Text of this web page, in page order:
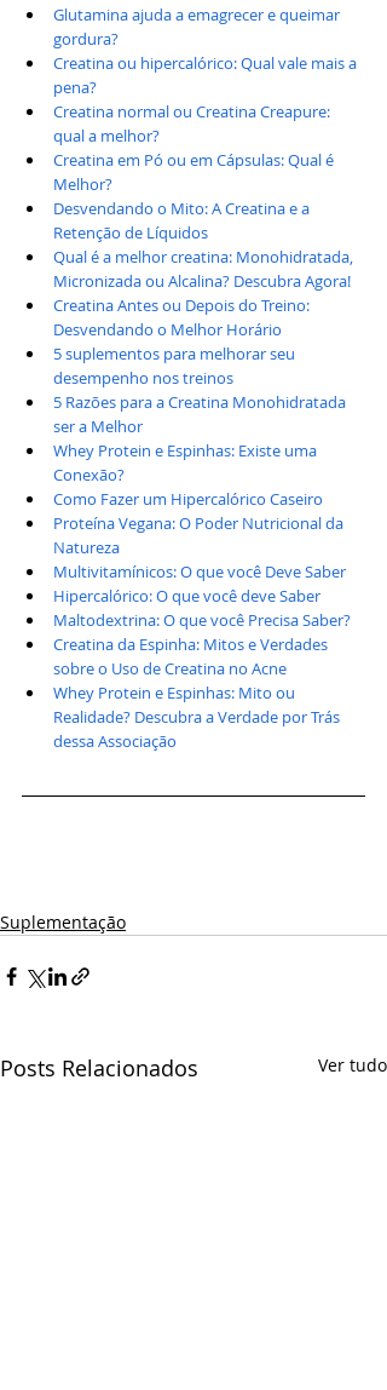
Glutamina ajuda a emagrecer e queimar
gordura?
Creatina ou hipercalórico: Qual vale mais a
pena?
Creatina normal ou Creatina Creapure:
qual a melhor?
Creatina em Pó ou em Cápsulas: Qual é
Melhor?
Desvendando o Mito: A Creatina e a
Retenção de Líquidos
Qual é a melhor creatina: Monohidratada,
Micronizada ou Alcalina? Descubra Agora!
Creatina Antes ou Depois do Treino:
Desvendando o Melhor Horário
5 suplementos para melhorar seu
desempenho nos treinos
5 Razões para a Creatina Monohidratada
ser a Melhor
Whey Protein e Espinhas: Existe uma
Conexão?
Como Fazer um Hipercalórico Caseiro
Proteína Vegana: O Poder Nutricional da
Natureza
Multivitamínicos: O que você Deve Saber
Hipercalórico: O que você deve Saber
Maltodextrina: O que você Precisa Saber?
Creatina da Espinha: Mitos e Verdades
sobre o Uso de Creatina no Acne
Whey Protein e Espinhas: Mito ou
Realidade? Descubra a Verdade por Trás
dessa Associação
Suplementação
Posts Relacionados Ver tudo